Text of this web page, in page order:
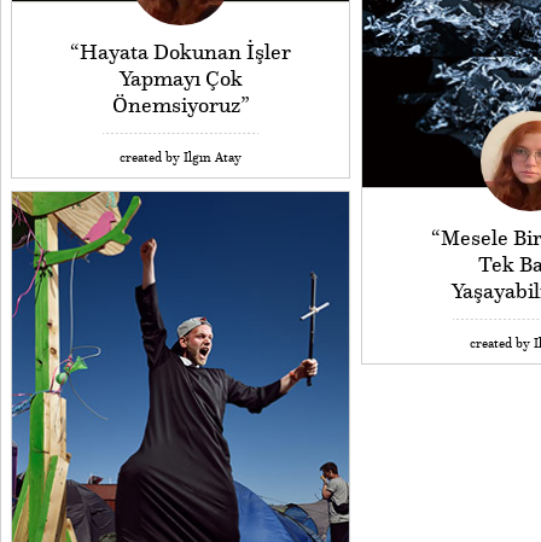
“Hayata Dokunan İşler
Yapmayı Çok
Önemsiyoruz”
created by Ilgın Atay
“Mesele
Tek
created by